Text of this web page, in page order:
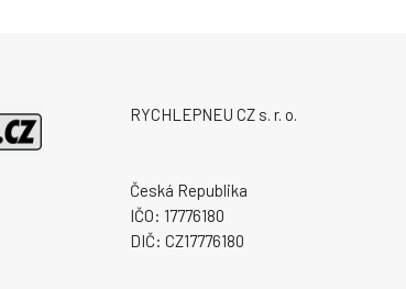
RYCHLEPNEU CZ s. r. o.
Česká Republika
IČO: 17776180
DIČ: CZ17776180